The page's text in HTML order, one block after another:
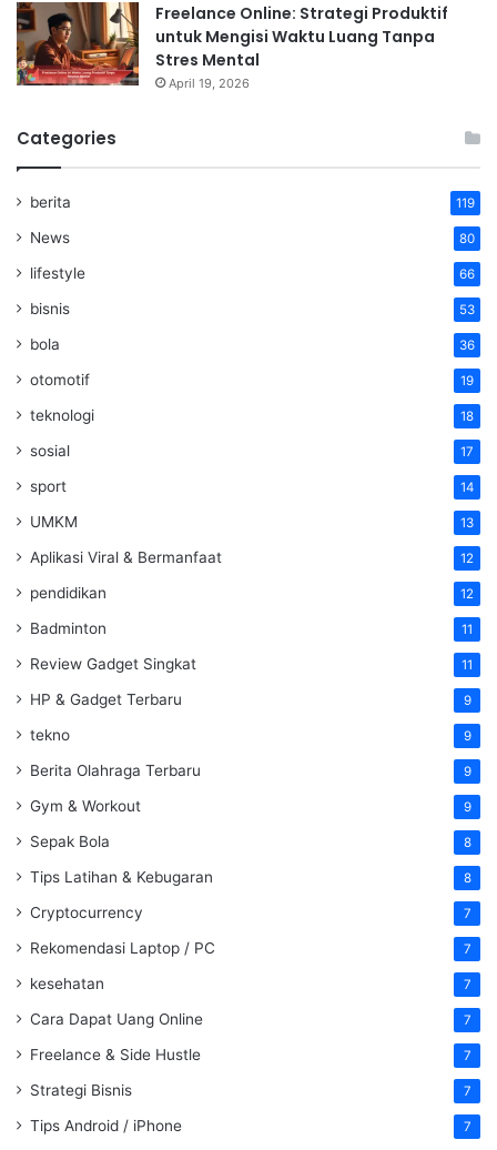
Freelance Online: Strategi Produktif
untuk Mengisi Waktu Luang Tanpa
Stres Mental
April 19, 2026
Categories
berita 119
News 80
lifestyle 66
bisnis 53
bola 36
otomotif 19
teknologi 18
sosial 17
sport 14
UMKM 13
Aplikasi Viral & Bermanfaat 12
pendidikan 12
Badminton 11
Review Gadget Singkat 11
HP & Gadget Terbaru 9
tekno 9
Berita Olahraga Terbaru 9
Gym & Workout 9
Sepak Bola 8
Tips Latihan & Kebugaran 8
Cryptocurrency 7
Rekomendasi Laptop / PC 7
kesehatan 7
Cara Dapat Uang Online 7
Freelance & Side Hustle 7
Strategi Bisnis 7
Tips Android / iPhone 7